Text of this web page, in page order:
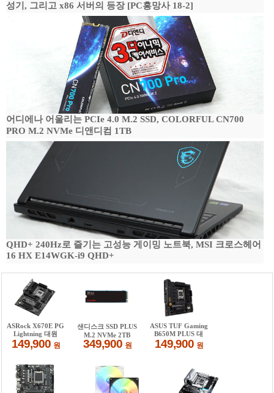
성기, 그리고 x86 서버의 등장 [PC흥망사 18-2]
어디에나 어울리는 PCIe 4.0 M.2 SSD, COLORFUL CN700
PRO M.2 NVMe 디앤디컴 1TB
QHD+ 240Hz로 즐기는 고성능 게이밍 노트북, MSI 크로스헤어
16 HX E14WGK-i9 QHD+